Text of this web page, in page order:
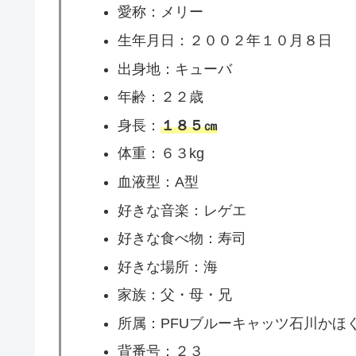
愛称：メリー
生年月日：２００２年１０月８日
出身地：キューバ
年齢：２２歳
身長： １８５㎝
体重：６３kg
血液型：A型
好きな音楽：レゲエ
好きな食べ物：寿司
好きな場所：海
家族：父・母・兄
所属：PFUブルーキャッツ石川かほ
背番号：２３